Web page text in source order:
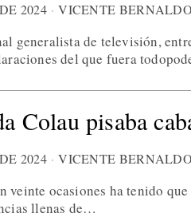
2024 VICENTE
generalista de televisión,
del que fuera
Colau pisaba
2024 VICENTE
veinte ocasiones ha tenido
llenas de…